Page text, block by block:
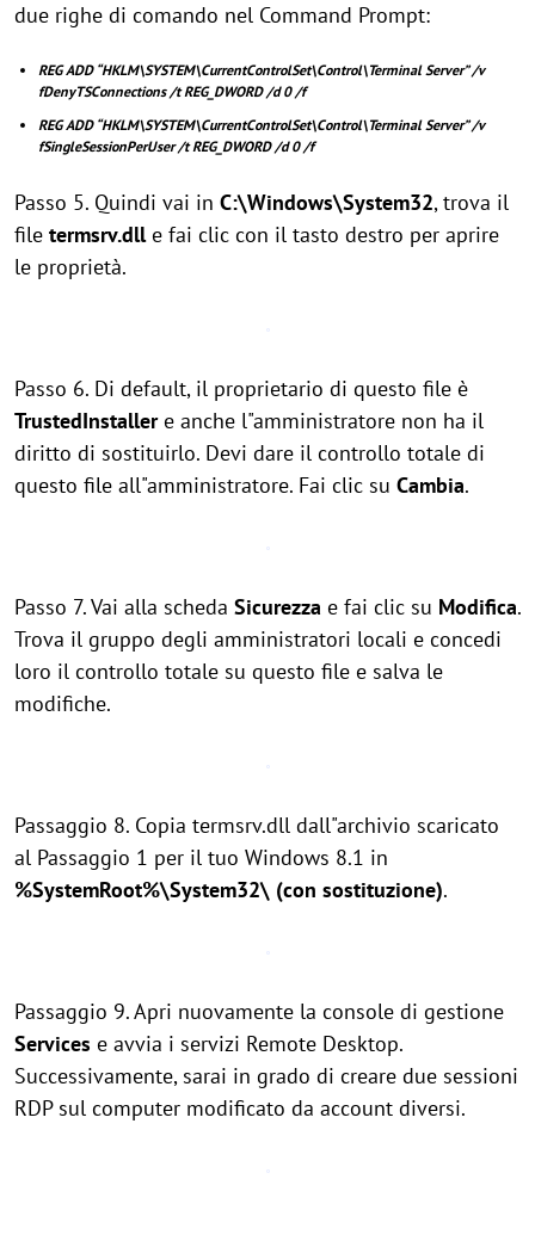
due righe di comando nel Command Prompt:
REG ADD “HKLM\SYSTEM\CurrentControlSet\Control\Terminal Server” /v
fDenyTSConnections /t REG_DWORD /d 0 /f
REG ADD “HKLM\SYSTEM\CurrentControlSet\Control\Terminal Server” /v
fSingleSessionPerUser /t REG_DWORD /d 0 /f
Passo 5. Quindi vai in C:\Windows\System32, trova il
file termsrv.dlle fai clic con il tasto destro per aprire
le proprietà.
Passo 6. Di default, il proprietario di questo file è
TrustedInstallere anche l"amministratore non ha il
diritto di sostituirlo. Devi dare il controllo totale di
questo file all"amministratore. Fai clic su Cambia.
Passo 7. Vai alla scheda Sicurezza e fai clic su Modifica.
Trova il gruppo degli amministratori locali e concedi
loro il controllo totale su questo file e salva le
modifiche.
Passaggio 8. Copia termsrv.dll dall"archivio scaricato
al Passaggio 1 per il tuo Windows 8.1 in
%SystemRoot%\System32\ (con sostituzione).
Passaggio 9. Apri nuovamente la console di gestione
Services e avvia i servizi Remote Desktop.
Successivamente, sarai in grado di creare due sessioni
RDP sul computer modificato da account diversi.